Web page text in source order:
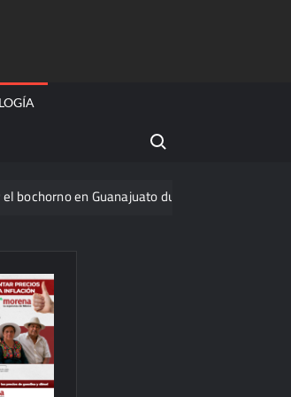
Search for:
en Guanajuato durante agosto